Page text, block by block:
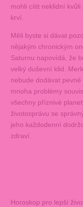
mohli cítit neklidní
krví.
Měli byste si dávat
nějakým chronickým
Saturnu napovídá, že
velký duševní klid.
nebude dodávat
mnoha problémy
všechny příznivé
životosprávu se
jeho každodenní
zdraví.
Horoskop pro lepší